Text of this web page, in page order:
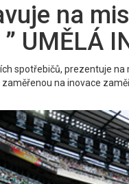
na
spotřebičů, prezentuje
zaměřenou na inovace